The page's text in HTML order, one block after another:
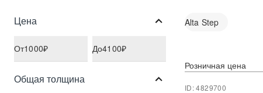
Цена
От1000₽ До4100₽
Общая толщина
Alta Step
Розничная цена
ID: 4829700